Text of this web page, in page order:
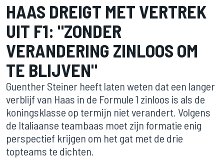
HAAS DREIGT MET VERTREK
UIT F1: "ZONDER
VERANDERING ZINLOOS OM
TE BLIJVEN"
Guenther Steiner heeft laten weten dat een langer
verblijf van Haas in de Formule 1 zinloos is als de
koningsklasse op termijn niet verandert. Volgens
de Italiaanse teambaas moet zijn formatie enig
perspectief krijgen om het gat met de drie
topteams te dichten.